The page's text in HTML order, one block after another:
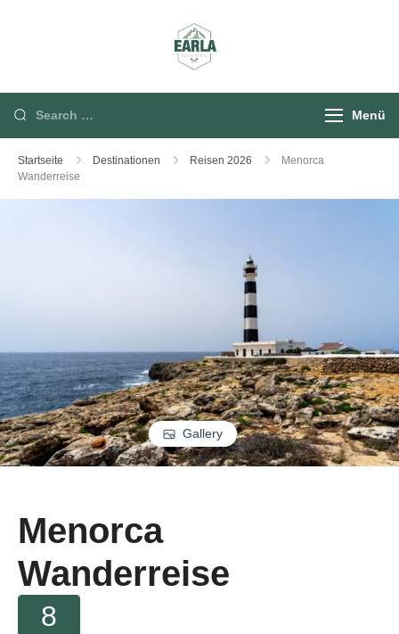
Menü
Startseite Destinationen Reisen 2026
Menorca
Wanderreise
Gallery
Menorca
Wanderreise
8